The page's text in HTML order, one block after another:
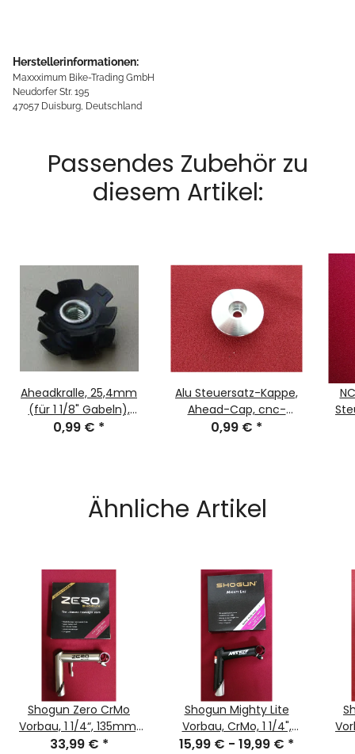
Herstellerinformationen:
Maxxximum Bike-Trading GmbH
Neudorfer Str. 195
47057 Duisburg, Deutschland
Passendes Zubehör zu
diesem Artikel:
Aheadkralle, 25,4mm
(für 1 1/8" Gabeln),
schwarz, NEU
0,99 € *
Alu Steuersatz-Kappe,
Ahead-Cap, cnc-
gefräßt, 1 1/8", silber,
0,99 € *
Ähnliche Artikel
Shogun Zero CrMo
Vorbau, 1 1/4“, 135mm,
0°, inkl.
33,99 € *
Shogun Mighty Lite
Vorbau, CrMo, 1 1/4",
105mm, 120mm,
15,99 € - 19,99 € *